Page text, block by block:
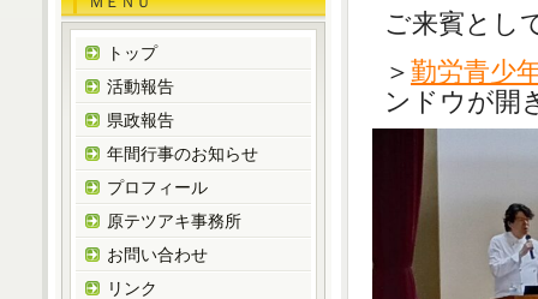
ご来賓とし
＞ 勤労青少
ンドウが開
トップ
活動報告
県政報告
年間行事のお知らせ
プロフィール
原テツアキ事務所
お問い合わせ
リンク